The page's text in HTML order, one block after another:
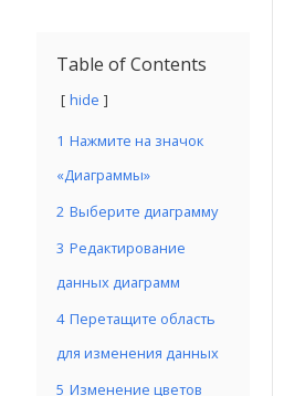
Table of Contents
hide
1 Нажмите на значок
«Диаграммы»
2 Выберите диаграмму
3 Редактирование
данных диаграмм
4 Перетащите область
для изменения данных
5 Изменение цветов